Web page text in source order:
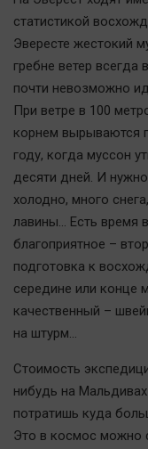
статистикой
Эвересте жестокий
гребне ветер всегда
почти невозможно
При ветре в 100
корнем вырываются
году, когда муссон
десяти дней. И
холодно, много
лавины… Есть время
благоприятное –
подготовка к
середине или конце
качественный –
на штурм…
Стоимость
нибудь на
потратишь куда
Это в космос можно